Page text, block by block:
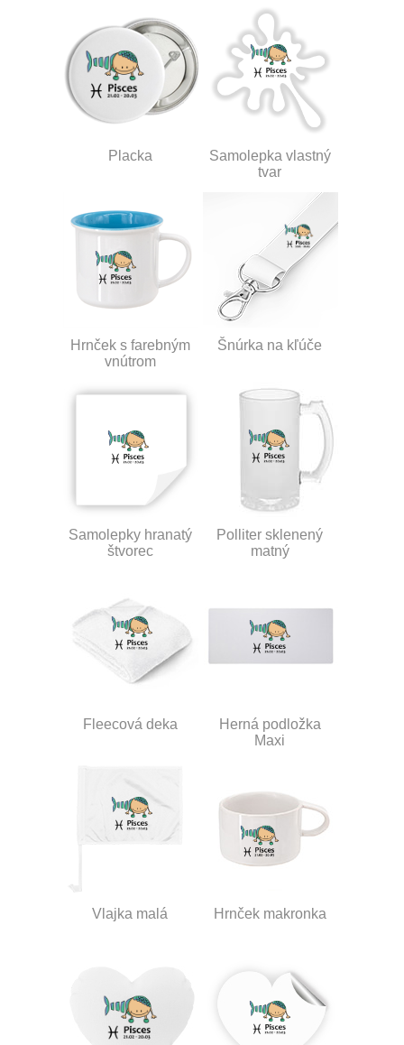
Placka
Samolepka vlastný
tvar
Hrnček s farebným
vnútrom
Šnúrka na kľúče
Samolepky hranatý
štvorec
Polliter sklenený
matný
Fleecová deka
Herná podložka
Maxi
Vlajka malá Hrnček makronka